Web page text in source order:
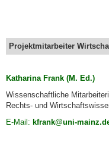
Projektmitarbeiter
Katharina Frank (M. Ed.)
Wissenschaftliche
Rechts- und
E-Mail: kfrank@uni-